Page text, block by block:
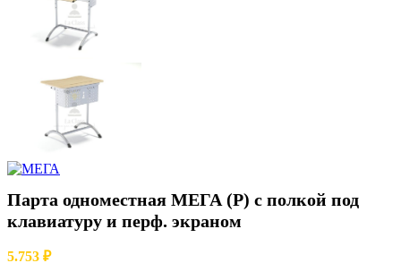
Парта одноместная МЕГА (Р) с полкой под
клавиатуру и перф. экраном
5.753 ₽